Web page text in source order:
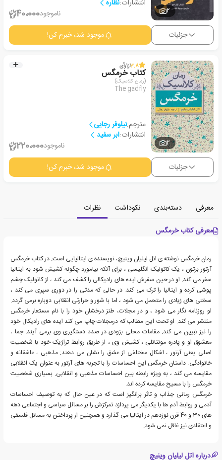
2
انتشارات:نظاره
ناموجود40،000
جزئیات موجود شد، خبرم کن!
2
3.8از1رأی
کتاب خرمگس
(رمان کلاسیک)
The gadfly
مترجم:نیلوفر رجایی
انتشارات:ابر سفید
ناموجود220،000
جزئیات موجود شد، خبرم کن!
معرفی دسته‌بندی نکوداشت
نظرات
معرفی کتاب خرمگس
رمان خرمگس نوشته ی اتل لیلیان وینیچ، نویسنده ی ایتالیایی است. در کتاب خرمگس
آرتور برتون ، یک کاتولیک انگلیسی ، برای آنکه بیاموزد چگونه کشیش شود به ایتالیا
سفر می کند. او در حین سفرش ایده های رادیکالی را کشف می کند ، از کاتولیک چشم
پوشی کرده و ایتالیا را ترک می کند. در حالی که مدتی را در دوری سپری می کند ،
سختی های زیادی را متحمل می شود ، اما با شور و حرارتی انقلابی دوباره برمی گردد.
او روزنامه نگار می شود ، و در مجلات، طنز درخشان خود را با نام مستعار خرمگس
منتشر می کند. او تحت این مطالب که درمجلات چاپ می کند ایده های رادیکال خود
را نیز تبیین می کند. مقامات محلی بزودی در صدد دستگیری وی برمی آیند. جما ،
معشوق او و پادره مونتانلی ، کشیش وی ، از طریق روابط تراژیک خود با شخصیت
اصلی یعنی آرتور ، اشکال مختلفی از عشق را نشان می دهند: مذهبی ، عاشقانه و
خانوادگی. داستان خرمگس این احساسات را با تجربه های آرتور به عنوان یک انقلابی
مقایسه می کند ، به ویژه رابطه بین احساسات مذهبی و انقلابی. بسیاری شخصیت
خرمگس را با مسیح مقایسه کرده اند.
خرمگس رمانی جذاب و تاثر برانگیز است که در عین حال که به توصیف احساسات
آدمی و روابط آدم ها با یکدیگر می پردازد تمرکزش را بر مسائل سیاسی و اجتماعی دهه
های 30 و 40 قرن نوزدهم در ایتالیا می گذارد و همچنین از پرداختن به مسائل فلسفی
و اعتقادی نیز غافل نمی شود.
درباره اتل لیلیان وینیچ